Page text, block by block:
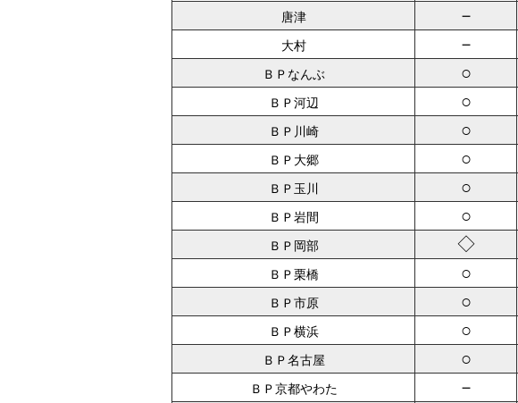
唐津 －
大村 －
ＢＰなんぶ ○
ＢＰ河辺 ○
ＢＰ川崎 ○
ＢＰ大郷 ○
ＢＰ玉川 ○
ＢＰ岩間 ○
ＢＰ岡部 ◇
ＢＰ栗橋 ○
ＢＰ市原 ○
ＢＰ横浜 ○
ＢＰ名古屋 ○
ＢＰ京都やわた －